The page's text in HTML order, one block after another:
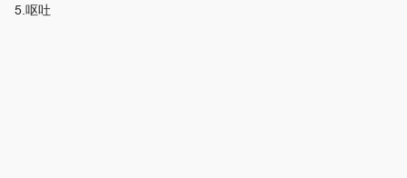
5.呕吐